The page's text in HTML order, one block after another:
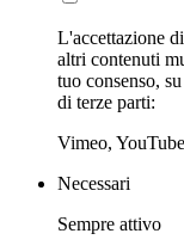
L'accettazione
altri contenuti
tuo consenso,
di terze parti:
Vimeo, YouTube
Necessari
Sempre attivo